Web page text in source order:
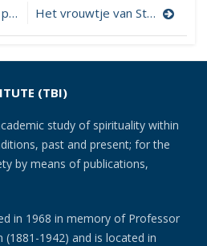
Het vrouwtje van Stavoren
(TBI)
study of spirituality within
past and present; for the
by means of publications,
in 1968 in memory of Professor
(1881-1942) and is located in